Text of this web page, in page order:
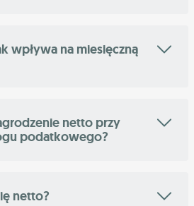
wpływa na miesięczną
netto przy
podatkowego?
netto?